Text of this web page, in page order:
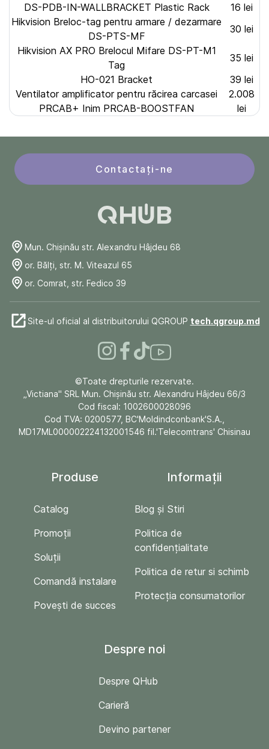
DS-PDB-IN-WALLBRACKET Plastic Rack
16 lei
Hikvision Breloc-tag pentru armare / dezarmare
DS-PTS-MF
30 lei
Hikvision AX PRO Brelocul Mifare DS-PT-M1
Tag
35 lei
HO-021 Bracket
39 lei
Ventilator amplificator pentru răcirea carcasei
PRCAB+ Inim PRCAB-BOOSTFAN
2.008
lei
Contactați-ne
Mun. Chişinău str. Alexandru Hâjdeu 68
or. Bălți, str. M. Viteazul 65
or. Comrat, str. Fedico 39
Site-ul oficial al distribuitorului QGROUP tech.qgroup.md
©Toate drepturile rezervate.
„Victiana" SRL Mun. Chişinău str. Alexandru Hâjdeu 66/3
Cod fiscal: 1002600028096
Cod TVA: 0200577, BC'Moldindconbank'S.A.,
MD17ML000002224132001546 fil.'Telecomtrans' Chisinau
Produse
Catalog
Promoții
Soluții
Comandă instalare
Povești de succes
Informații
Blog și Stiri
Politica de
confidențialitate
Politica de retur si schimb
Protecția consumatorilor
Despre noi
Despre QHub
Carieră
Devino partener